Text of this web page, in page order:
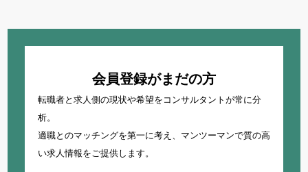
会員登録がまだの方
転職者と求人側の現状や希望をコンサルタントが常に分
析。
適職とのマッチングを第一に考え、 マンツーマンで質の高
い求人情報をご提供します。